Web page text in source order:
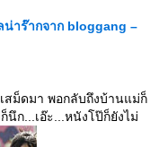
น่าร๊ากจาก bloggang –
เสม็ดมา พอกลับถึงบ้านแม่ก็
นึก...เอ๊ะ...หนังโป๊ก็ยังไม่